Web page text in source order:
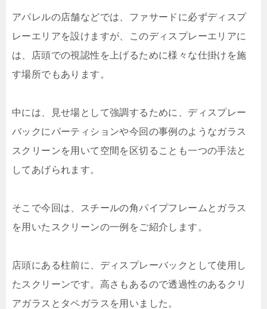
アパレルの店舗などでは、ファサードに必ずディスプ
レーエリアを設けますが、このディスプレーエリアに
は、店頭での視認性を上げるために様々な仕掛けを施
す場所でもあります。
中には、見せ場として強調するために、ディスプレー
バックにパーティションや今回の事例のようなガラス
スクリーンを用いて空間を区切ることも一つの手法と
してあげられます。
そこで今回は、スチールの角パイプフレームとガラス
を用いたスクリーンの一例をご紹介します。
店頭にある柱前に、ディスプレーバックとして使用し
たスクリーンです。高さもあるので透過性のあるクリ
アガラスとタペガラスを用いました。